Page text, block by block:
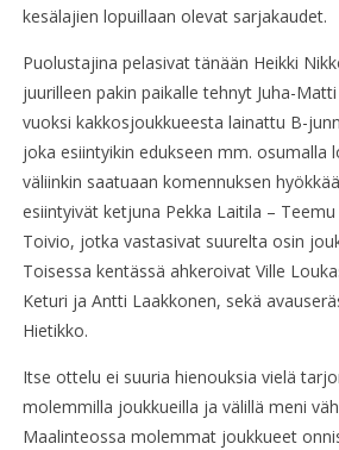
kesälajien lopuillaan olevat sarjakaudet.
Puolustajina pelasivat tänään Heikki
juurilleen pakin paikalle tehnyt Juha-
vuoksi kakkosjoukkueesta lainattu B-
joka esiintyikin edukseen mm. osumalla
väliinkin saatuaan komennuksen
esiintyivät ketjuna Pekka Laitila –
Toivio, jotka vastasivat suurelta osin
Toisessa kentässä ahkeroivat Ville
Keturi ja Antti Laakkonen, sekä
Hietikko.
Itse ottelu ei suuria hienouksia vielä
molemmilla joukkueilla ja välillä meni
Maalinteossa molemmat joukkueet